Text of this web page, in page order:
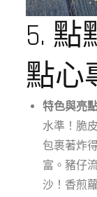
5. 點
點心
特色與亮
水準！脆
包裹著炸
富。豬仔
沙！香煎